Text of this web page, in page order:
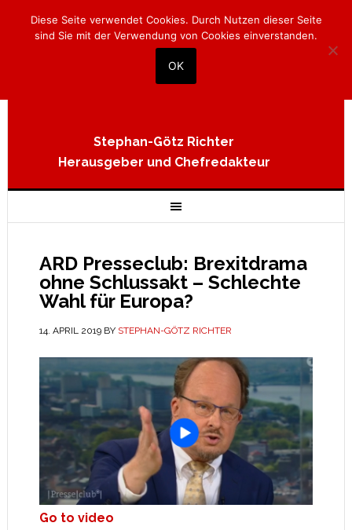
Stephan-Götz Richter
Herausgeber und Chefredakteur
ARD Presseclub: Brexitdrama
ohne Schlussakt – Schlechte
Wahl für Europa?
14. APRIL 2019BY STEPHAN-GÖTZ RICHTER
Go to video
Diese Seite verwendet Cookies. Durch Nutzen dieser Seite
sind Sie mit der Verwendung von Cookies einverstanden.
OK